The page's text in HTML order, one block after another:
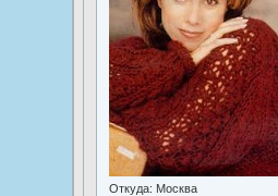
Откуда: Москва